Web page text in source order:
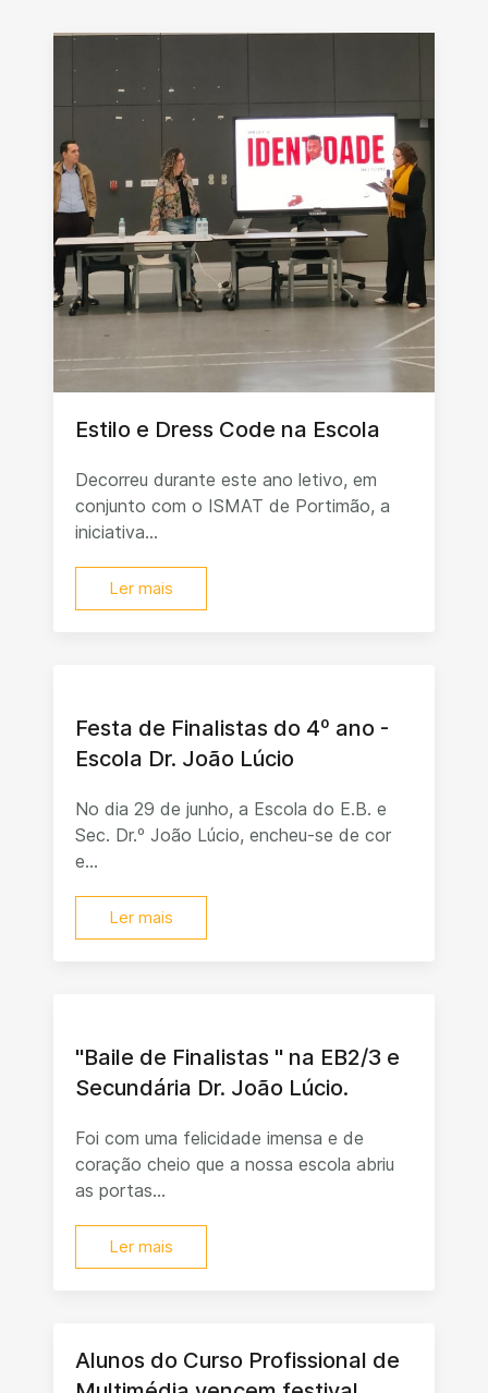
Estilo e Dress Code na Escola
Decorreu durante este ano letivo, em
conjunto com o ISMAT de Portimão, a
iniciativa...
Ler mais
Festa de Finalistas do 4º ano -
Escola Dr. João Lúcio
No dia 29 de junho, a Escola do E.B. e
Sec. Dr.º João Lúcio, encheu-se de cor
e...
Ler mais
"Baile de Finalistas " na EB2/3 e
Secundária Dr. João Lúcio.
Foi com uma felicidade imensa e de
coração cheio que a nossa escola abriu
as portas...
Ler mais
Alunos do Curso Profissional de